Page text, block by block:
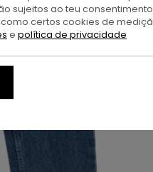
sujeitos ao teu
certos cookies de
e política de privacidade